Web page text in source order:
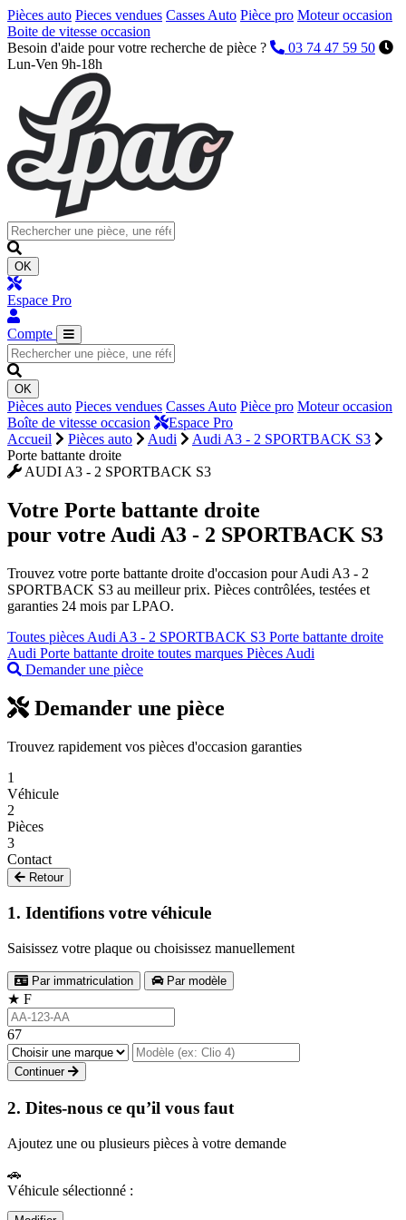
Pièces auto Pieces vendues Casses Auto Pièce pro Moteur occasion
Boite de vitesse occasion
Besoin d'aide pour votre recherche de pièce ?
03 74 47 59 50
Lun-Ven 9h-18h
OK
Espace Pro
Compte
OK
Pièces auto Pieces vendues Casses Auto Pièce pro Moteur occasion
Boîte de vitesse occasion
Espace Pro
Accueil
Pièces auto Audi
Audi A3 - 2 SPORTBACK S3
Porte battante droite
AUDI A3 - 2 SPORTBACK S3
Votre Porte battante droite
pour votre Audi A3 - 2 SPORTBACK S3
Trouvez votre porte battante droite d'occasion pour Audi A3 - 2
SPORTBACK S3 au meilleur prix. Pièces contrôlées, testées et
garanties 24 mois par LPAO.
Toutes pièces Audi A3 - 2 SPORTBACK S3 Porte battante droite
Audi Porte battante droite toutes marques Pièces Audi
Demander une pièce
Demander une pièce
Trouvez rapidement vos pièces d'occasion garanties
1
Véhicule
2
Pièces
3
Contact
Retour
1. Identifions votre véhicule
Saisissez votre plaque ou choisissez manuellement
Par immatriculation Par modèle
★ F
67
Continuer
2. Dites-nous ce qu’il vous faut
Ajoutez une ou plusieurs pièces à votre demande
🚗
Véhicule sélectionné :